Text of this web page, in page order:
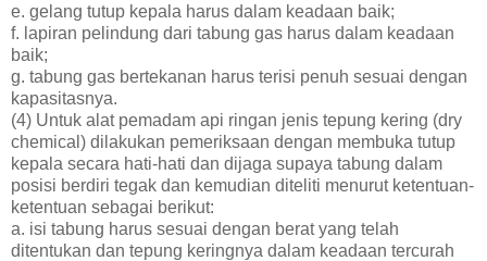
e. gelang tutup kepala harus dalam keadaan baik;
f. lapiran pelindung dari tabung gas harus dalam keadaan
baik;
g. tabung gas bertekanan harus terisi penuh sesuai dengan
kapasitasnya.
(4) Untuk alat pemadam api ringan jenis tepung kering (dry
chemical) dilakukan pemeriksaan dengan membuka tutup
kepala secara hati-hati dan dijaga supaya tabung dalam
posisi berdiri tegak dan kemudian diteliti menurut ketentuan-
ketentuan sebagai berikut:
a. isi tabung harus sesuai dengan berat yang telah
ditentukan dan tepung keringnya dalam keadaan tercurah